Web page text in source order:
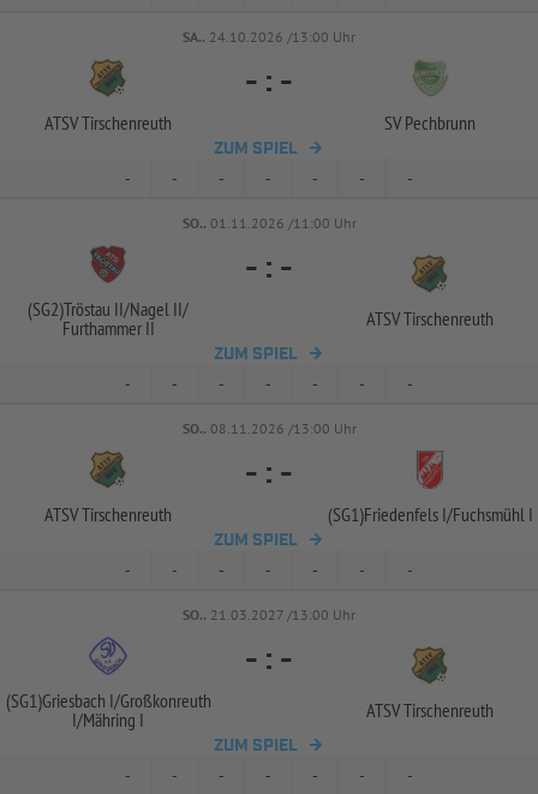
SA.. 24.10.2026 /13:00 Uhr
ATSV Tirschenreuth
- : -
SV Pechbrunn
ZUM SPIEL
- - - - - - -
SO.. 01.11.2026 /11:00 Uhr
(SG2)Tröstau II/Nagel II/
Furthammer II
- : -
ATSV Tirschenreuth
ZUM SPIEL
- - - - - - -
SO.. 08.11.2026 /13:00 Uhr
ATSV Tirschenreuth
- : -
(SG1)Friedenfels I/Fuchsmühl I
ZUM SPIEL
- - - - - - -
SO.. 21.03.2027 /13:00 Uhr
(SG1)Griesbach I/Großkonreuth
I/Mähring I
- : -
ATSV Tirschenreuth
ZUM SPIEL
- - - - - - -